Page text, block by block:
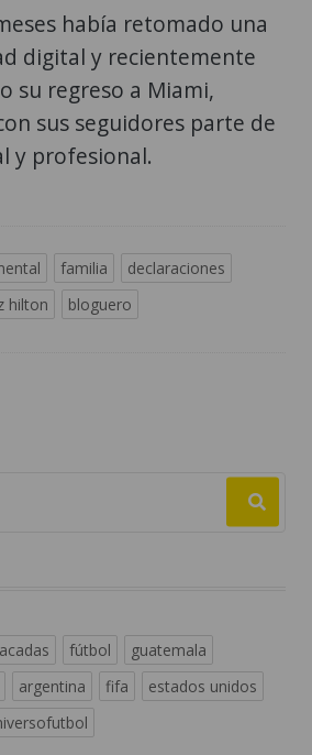
había retomado una
digital y recientemente
su regreso a Miami,
sus seguidores parte de
y profesional.
familia
declaraciones
hilton bloguero
fútbol
guatemala
argentina fifa
estados unidos